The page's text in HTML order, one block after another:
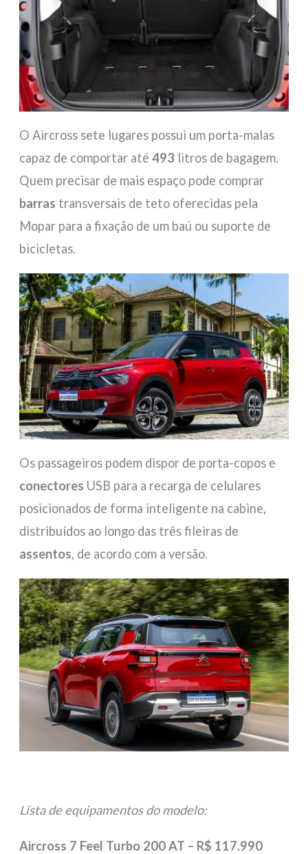
O Aircross sete lugares possui um porta-malas
capaz de comportar até493 litros de bagagem.
Quem precisar de mais espaço pode comprar
barras transversais de teto oferecidas pela
Mopar para a fixação de um baú ou suporte de
bicicletas.
Os passageiros podem dispor de porta-copos e
conectores USB para a recarga de celulares
posicionados de forma inteligente na cabine,
distribuídos ao longo das três fileiras de
assentos, de acordo com a versão.
Lista de equipamentos do modelo:
Aircross 7 Feel Turbo 200 AT – R$ 117.990